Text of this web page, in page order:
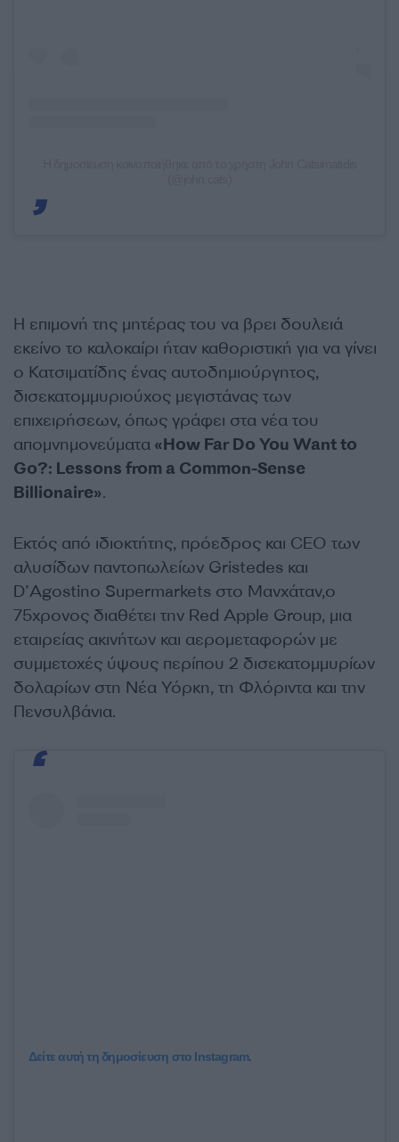
Η επιμονή της μητέρας του να βρει δουλειά
εκείνο το καλοκαίρι ήταν καθοριστική για να γίνει
ο Κατσιματίδης ένας αυτοδημιούργητος,
δισεκατομμυριούχος μεγιστάνας των
επιχειρήσεων, όπως γράφει στα νέα του
απομνημονεύματα «How Far Do You Want to
Go?: Lessons from a Common-Sense
Billionaire».
Εκτός από ιδιοκτήτης, πρόεδρος και CEO των
αλυσίδων παντοπωλείων Gristedes και
D’Agostino Supermarkets στο Μανχάταν,ο
75χρονος διαθέτει την Red Apple Group, μια
εταιρείας ακινήτων και αερομεταφορών με
συμμετοχές ύψους περίπου 2 δισεκατομμυρίων
δολαρίων στη Νέα Υόρκη, τη Φλόριντα και την
Πενσυλβάνια.
Δείτε αυτή τη δημοσίευση στο Instagram.